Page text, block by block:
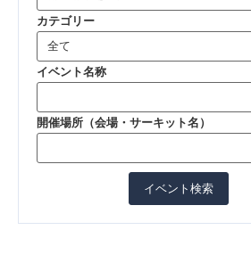
カテゴリー
イベント名称
開催場所（会場・サーキット名）